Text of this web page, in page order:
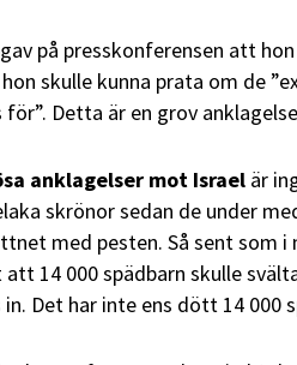
på presskonferensen att
skulle kunna prata om de
Detta är en grov
anklagelser mot Israel är
skrönor sedan de under
med pesten. Så sent som i
14 000 spädbarn skulle
in. Det har inte ens dött 14